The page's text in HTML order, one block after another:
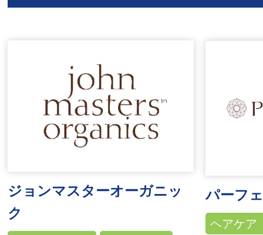
ジョンマスターオーガニッ
ク
パーフ
ヘアケア